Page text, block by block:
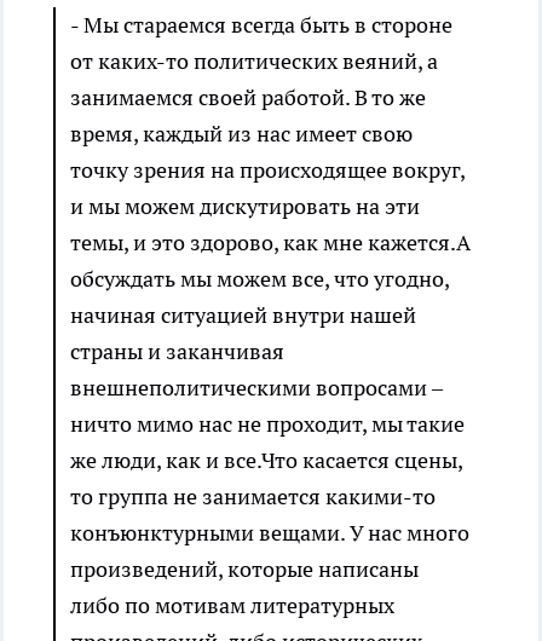
- Мы стараемся всегда быть в стороне
от каких-то политических веяний, а
занимаемся своей работой. В то же
время, каждый из нас имеет свою
точку зрения на происходящее вокруг,
и мы можем дискутировать на эти
темы, и это здорово, как мне кажется.А
обсуждать мы можем все, что угодно,
начиная ситуацией внутри нашей
страны и заканчивая
внешнеполитическими вопросами –
ничто мимо нас не проходит, мы такие
же люди, как и все.Что касается сцены,
то группа не занимается какими-то
конъюнктурными вещами. У нас много
произведений, которые написаны
либо по мотивам литературных